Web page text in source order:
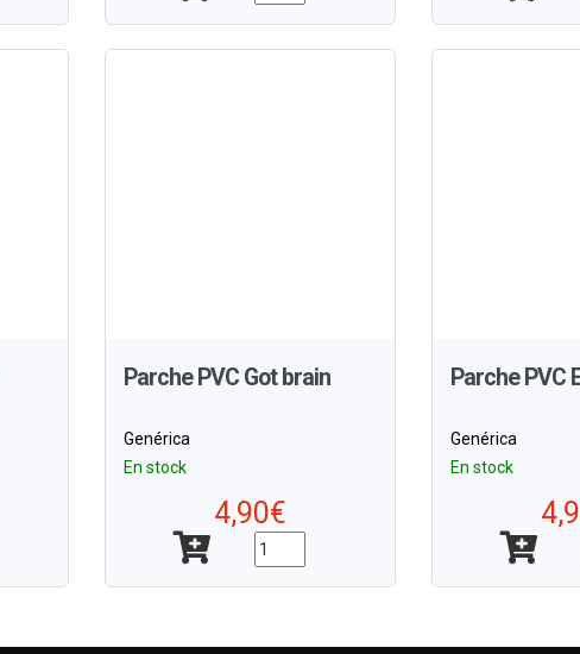
Parche PVC Got brain
Genérica
En stock
4,90€
Parche PVC
Genérica
En stock